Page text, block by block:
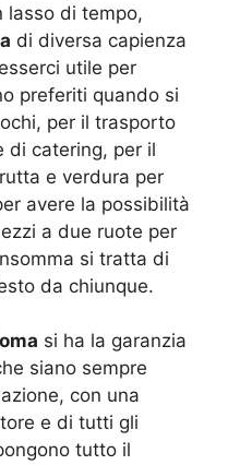
lasso di tempo,
di diversa capienza
utile per
preferiti quando si
per il trasporto
di catering, per il
e verdura per
avere la possibilità
a due ruote per
si tratta di
da chiunque.
si ha la garanzia
siano sempre
con una
e di tutti gli
tutto il